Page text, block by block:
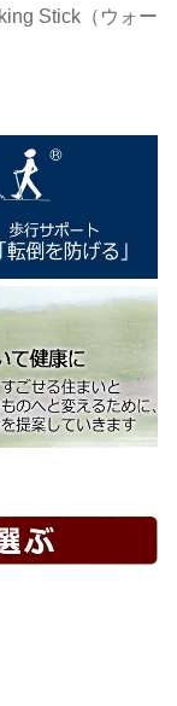
Stick（ウォー